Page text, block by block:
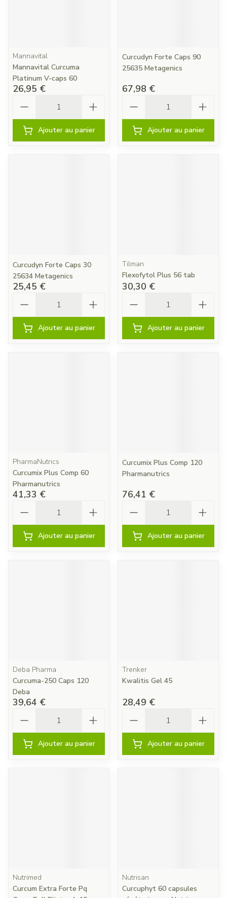
Mannavital
Mannavital Curcuma
Platinum V-caps 60
26,95 €
Ajouter au panier
Curcudyn Forte Caps 90
25635 Metagenics
67,98 €
Ajouter au panier
Curcudyn Forte Caps 30
25634 Metagenics
25,45 €
Ajouter au panier
Tilman
Flexofytol Plus 56 tab
30,30 €
Ajouter au panier
PharmaNutrics
Curcumix Plus Comp 60
Pharmanutrics
41,33 €
Ajouter au panier
Curcumix Plus Comp 120
Pharmanutrics
76,41 €
Ajouter au panier
Deba Pharma
Curcuma-250 Caps 120
Deba
39,64 €
Ajouter au panier
Trenker
Kwalitis Gel 45
28,49 €
Ajouter au panier
Nutrimed
Curcum Extra Forte Pq
Nutrisan
Curcuphyt 60 capsules